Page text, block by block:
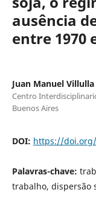
ausência
entre 1970
Juan Manuel Villulla
Centro
Buenos Aires
DOI: https://doi.org/
Palavras-chave:
trabalho, dispersão